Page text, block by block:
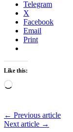
Telegram
X
Facebook
Email
Print
Like this:
Loading…
← Previous article
Next article →